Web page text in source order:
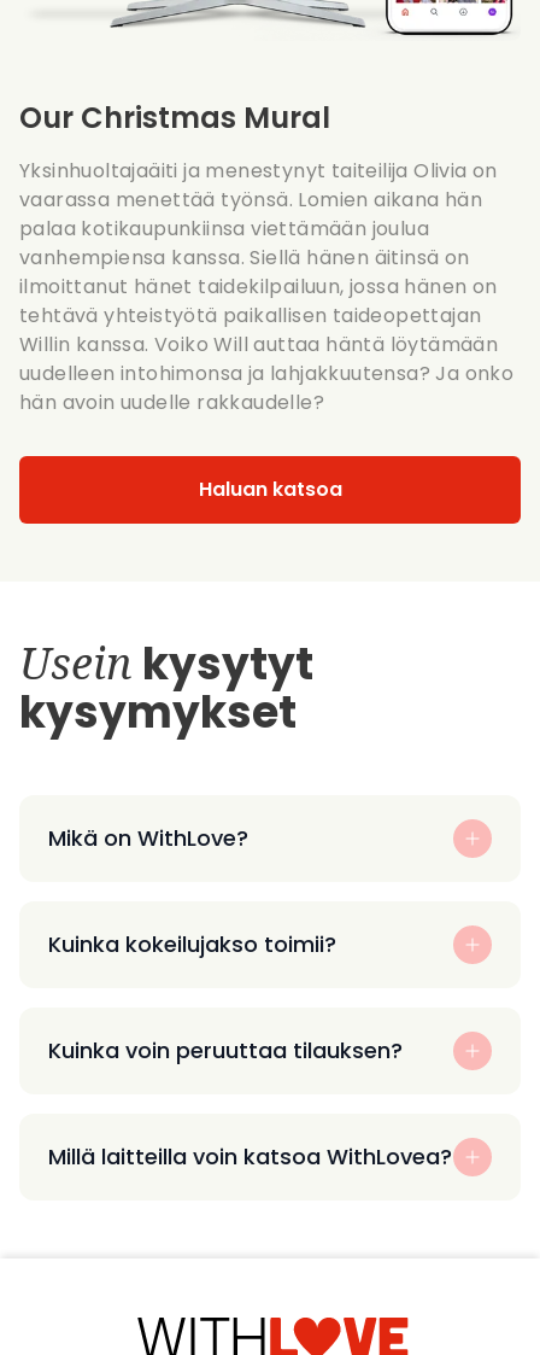
Our Christmas Mural
Yksinhuoltajaäiti ja menestynyt taiteilija Olivia on
vaarassa menettää työnsä. Lomien aikana hän
palaa kotikaupunkiinsa viettämään joulua
vanhempiensa kanssa. Siellä hänen äitinsä on
ilmoittanut hänet taidekilpailuun, jossa hänen on
tehtävä yhteistyötä paikallisen taideopettajan
Willin kanssa. Voiko Will auttaa häntä löytämään
uudelleen intohimonsa ja lahjakkuutensa? Ja onko
hän avoin uudelle rakkaudelle?
Haluan katsoa
Usein kysytyt
kysymykset
Mikä on WithLove?
Kuinka kokeilujakso toimii?
Kuinka voin peruuttaa tilauksen?
Millä laitteilla voin katsoa WithLovea?